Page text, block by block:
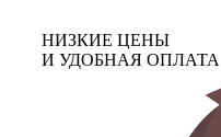
НИЗКИЕ ЦЕНЫ
И УДОБНАЯ ОПЛАТА